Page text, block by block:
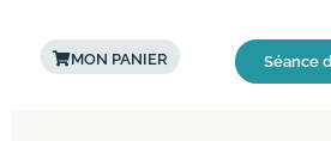
MON PANIER Séance